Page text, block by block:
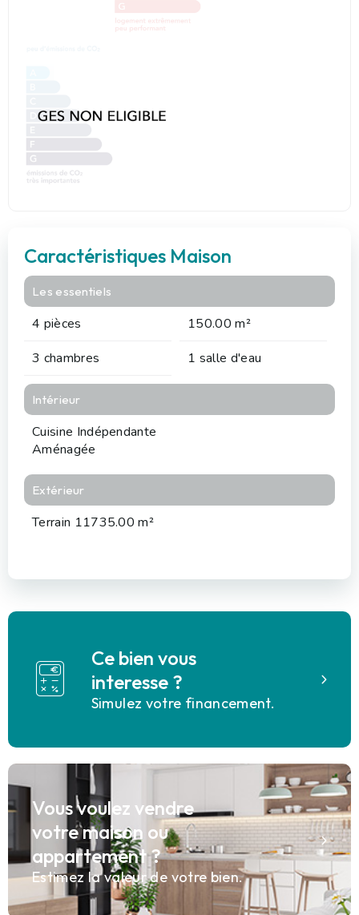
Caractéristiques Maison
Les essentiels
4 pièces
150.00 m²
3 chambres
1 salle d'eau
Intérieur
Cuisine Indépendante
Aménagée
Extérieur
Terrain 11735.00 m²
Ce bien vous
interesse ?
Simulez votre financement.
Vous voulez vendre
votre maison ou
appartement ?
Estimez la valeur de votre bien.